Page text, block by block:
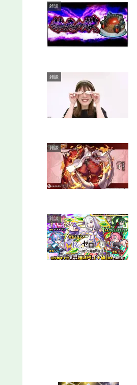
雑談
雑談
雑談
雑談